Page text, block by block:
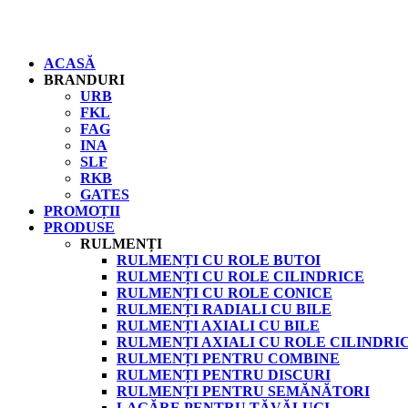
ACASĂ
BRANDURI
URB
FKL
FAG
INA
SLF
RKB
GATES
PROMOȚII
PRODUSE
RULMENȚI
RULMENȚI CU ROLE BUTOI
RULMENȚI CU ROLE CILINDRICE
RULMENȚI CU ROLE CONICE
RULMENȚI RADIALI CU BILE
RULMENȚI AXIALI CU BILE
RULMENȚI AXIALI CU ROLE
RULMENȚI PENTRU COMBINE
RULMENȚI PENTRU DISCURI
RULMENȚI PENTRU SEMĂNĂTORI